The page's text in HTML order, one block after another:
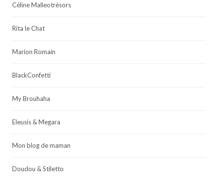
Céline Malleotrésors
Rita le Chat
Marion Romain
BlackConfetti
My Brouhaha
Eleusis & Megara
Mon blog de maman
Doudou & Stiletto